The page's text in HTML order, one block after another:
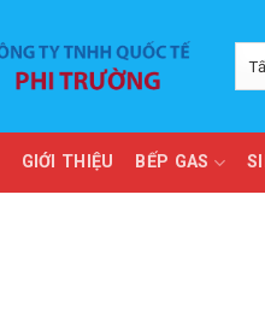
GIỚI THIỆU BẾP GAS